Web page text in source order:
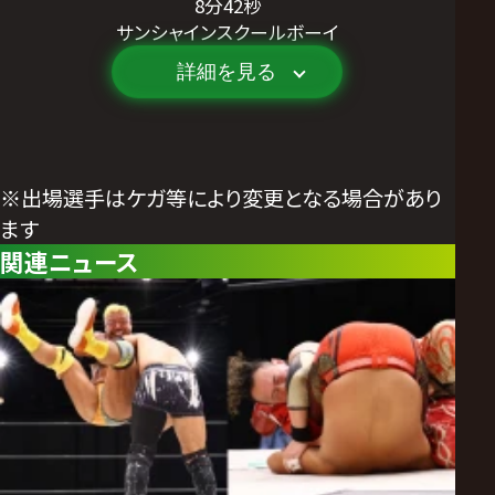
8分42秒
サンシャインスクールボーイ
詳細を見る
※出場選手はケガ等により変更となる場合があり
ます
関連ニュース